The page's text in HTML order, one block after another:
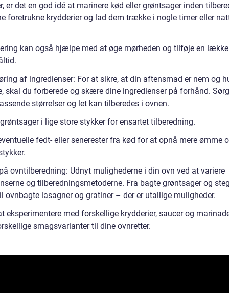
er det en god idé at marinere kød eller grøntsager inden
foretrukne krydderier og lad dem trække i nogle timer eller
kan også hjælpe med at øge mørheden og tilføje en
af ingredienser: For at sikre, at din aftensmad er nem og
skal du forberede og skære dine ingredienser på forhånd.
størrelser og let kan tilberedes i ovnen.
i lige store stykker for ensartet tilberedning.
fedt- eller senerester fra kød for at opnå mere ømme
ovntilberedning: Udnyt mulighederne i din ovn ved at variere
og tilberedningsmetoderne. Fra bagte grøntsager og
ovnbagte lasagner og gratiner – der er utallige muligheder.
eksperimentere med forskellige krydderier, saucer og
smagsvarianter til dine ovnretter.